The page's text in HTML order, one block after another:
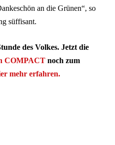
an die Grünen“, so
süffisant.
des Volkes. Jetzt die
COMPACT noch zum
mehr erfahren.